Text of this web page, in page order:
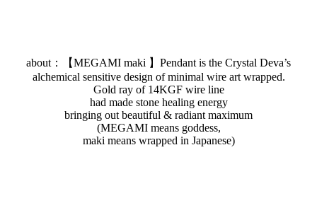
about：【MEGAMI maki 】Pendant is the Crystal Deva’s
alchemical sensitive design of minimal wire art wrapped.
Gold ray of 14KGF wire line
had made stone healing energy
bringing out beautiful & radiant maximum
(MEGAMI means goddess,
maki means wrapped in Japanese)